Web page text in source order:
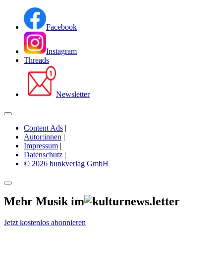
Facebook
Instagram
Threads
Newsletter
Content Ads |
Autor:innen |
Impressum |
Datenschutz |
© 2026 bunkverlag GmbH
Mehr Musik im
Jetzt kostenlos abonnieren